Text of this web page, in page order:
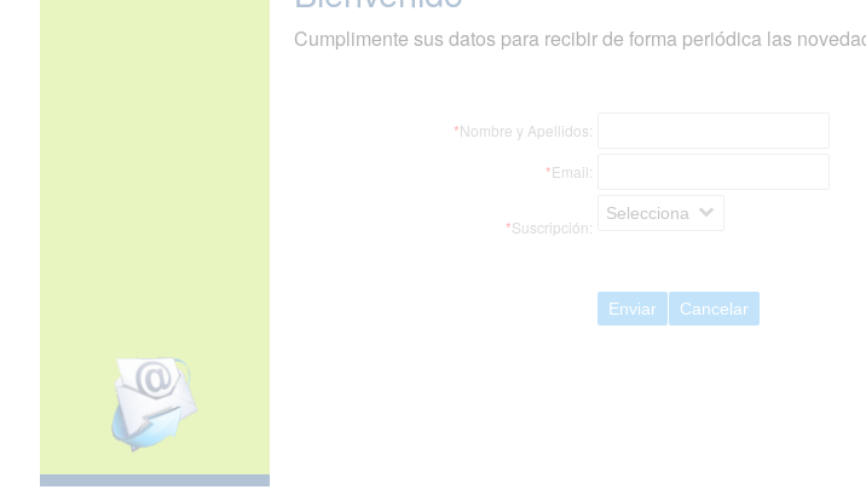
Cumplimente sus datos para recibir de forma periódica las
*Nombre y Apellidos:
*Email:
*Suscripción:
Selecciona
Enviar Cancelar